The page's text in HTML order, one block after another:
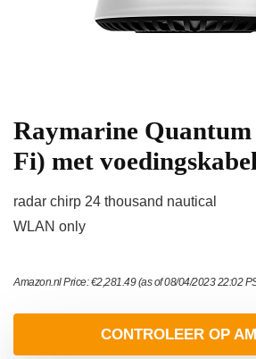
Raymarine
Fi) met
radar chirp 24 thousand nautical
WLAN only
Amazon.nl Price:€2,281.49(as of 08/04/2023 22:02
CONTROLEER OP